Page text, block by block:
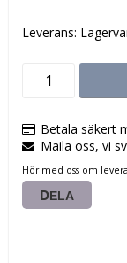
Leverans:
Betala säkert
Maila oss, vi
Hör med oss om
DELA